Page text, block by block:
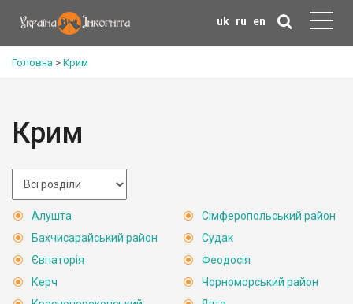
uk ru en
Головна > Крим
Крим
Алушта
Бахчисарайський район
Євпаторія
Керч
Сімферопольський район
Судак
Феодосія
Чорноморський район